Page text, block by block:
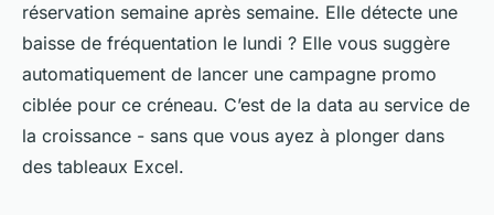
réservation semaine après semaine. Elle détecte une
baisse de fréquentation le lundi ? Elle vous suggère
automatiquement de lancer une campagne promo
ciblée pour ce créneau. C’est de la data au service de
la croissance - sans que vous ayez à plonger dans
des tableaux Excel.